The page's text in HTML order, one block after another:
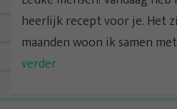
heerlijk recept voor je. Het
maanden woon ik samen met
verder